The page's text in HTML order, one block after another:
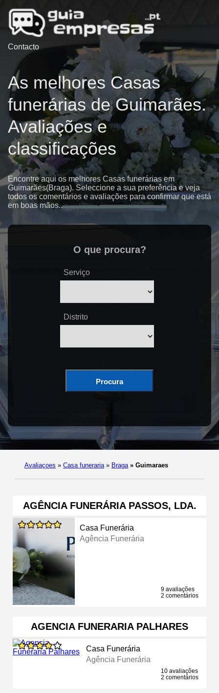
Contacto
As melhores Casas
funerárias de Guimarães.
Avaliações e
classificações
Encontre aqui os melhores Casas funerárias em
Guimarães(Braga). Seleccione a sua preferência e veja
todos os comentários e avaliações para confirmar que está
em boas mãos..
O que procura?
Serviço
Distrito
Procura
Avaliaçoes » Casa funeraria » Braga » Guimaraes
AGÊNCIA FUNERÁRIA PASSOS, LDA.
Casa Funerária
Agência Funerária
9 avaliações
2 comentários
AGENCIA FUNERARIA PALHARES
Casa Funerária
Agência Funerária
10 avaliações
2 comentários